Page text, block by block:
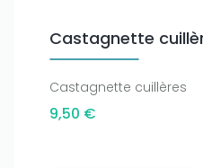
Castagnette
Castagnette cuillères
9,50 €